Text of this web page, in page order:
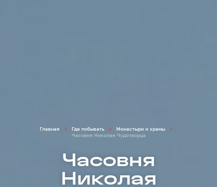
Главная Где побывать
Монастыри и храмы
Часовня Николая Чудотворца
Часовня
Николая